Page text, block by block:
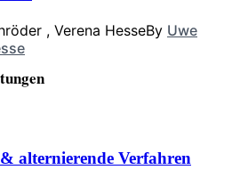
By Uwe
alternierende Verfahren